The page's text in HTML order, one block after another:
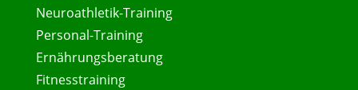
Neuroathletik-Training
Personal-Training
Ernährungsberatung
Fitnesstraining